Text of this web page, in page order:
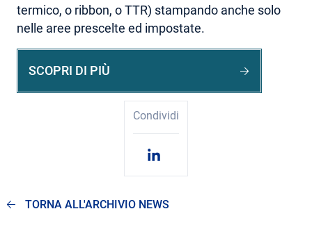
termico, o ribbon, o TTR) stampando anche solo
nelle aree prescelte ed impostate.
SCOPRI DI PIÙ
Condividi
TORNA ALL'ARCHIVIO NEWS